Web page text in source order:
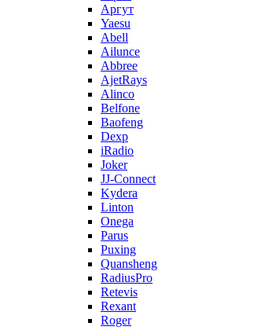
Аргут
Yaesu
Abell
Ailunce
Abbree
AjetRays
Alinco
Belfone
Baofeng
Dexp
iRadio
Joker
JJ-Connect
Kydera
Linton
Onega
Parus
Puxing
Quansheng
RadiusPro
Retevis
Rexant
Roger